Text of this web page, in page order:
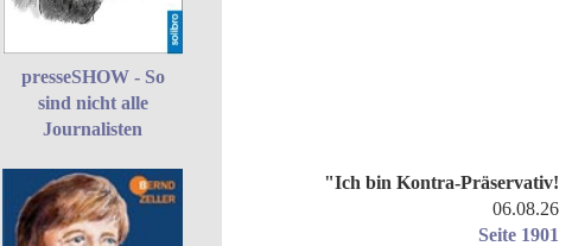
presseSHOW - So
sind nicht alle
Journalisten
"Ich bin Kontra-Präservativ!
06.08.26
Seite 1901